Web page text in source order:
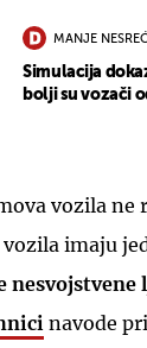
MANJE
Simulacija
bolji su vozači
vozila
imaju
navode